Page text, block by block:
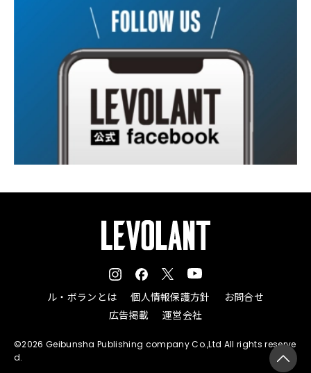
ル・ボランとは 個人情報保護方針
お問合せ
広告掲載
運営会社
©2026 Geibunsha Publishing company Co.,Ltd All rights reserve
d.